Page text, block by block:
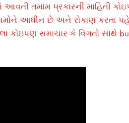
તમામ પ્રકારની માહિતી
આધીન છે અને રોકાણ કરતા
કોઇપણ સમાચાર કે વિગતો સાથે